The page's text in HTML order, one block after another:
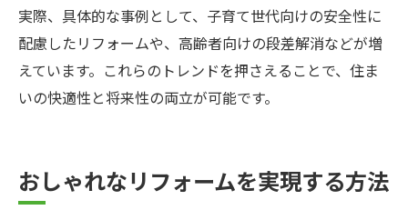
実際、具体的な事例として、子育て世代向けの安全性に
配慮したリフォームや、高齢者向けの段差解消などが増
えています。これらのトレンドを押さえることで、住ま
いの快適性と将来性の両立が可能です。
おしゃれなリフォームを実現する方法